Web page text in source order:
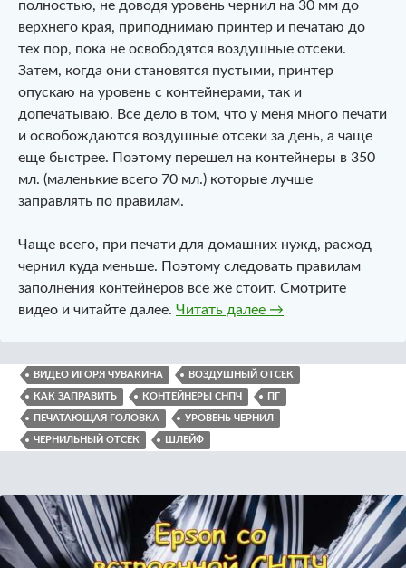
полностью, не доводя уровень чернил на 30 мм до
верхнего края, приподнимаю принтер и печатаю до
тех пор, пока не освободятся воздушные отсеки.
Затем, когда они становятся пустыми, принтер
опускаю на уровень с контейнерами, так и
допечатываю. Все дело в том, что у меня много печати
и освобождаются воздушные отсеки за день, а чаще
еще быстрее. Поэтому перешел на контейнеры в 350
мл. (маленькие всего 70 мл.) которые лучше
заправлять по правилам.
Чаще всего, при печати для домашних нужд, расход
чернил куда меньше. Поэтому следовать правилам
заполнения контейнеров все же стоит. Смотрите
видео и читайте далее. Читать далее Как ПРАВИЛЬНО
→
ВИДЕО ИГОРЯ ЧУВАКИНА ВОЗДУШНЫЙ ОТСЕК
КАК ЗАПРАВИТЬ КОНТЕЙНЕРЫ СНПЧ ПГ
ПЕЧАТАЮЩАЯ ГОЛОВКА УРОВЕНЬ ЧЕРНИЛ
ЧЕРНИЛЬНЫЙ ОТСЕК ШЛЕЙФ